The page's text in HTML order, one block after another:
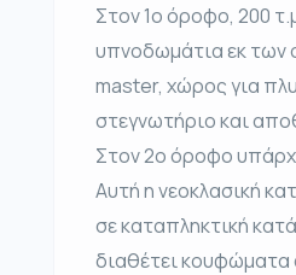
Στον 1ο όροφο, 200
υπνοδωμάτια εκ των
master, χώρος για
στεγνωτήριο και
Στον 2ο όροφο
Αυτή η νεοκλασική
σε καταπληκτική
διαθέτει κουφώματα